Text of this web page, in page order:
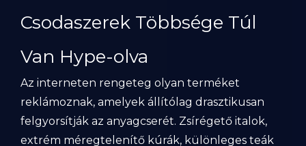
Csodaszerek Többsége Túl
Van Hype-olva
Az interneten rengeteg olyan terméket
reklámoznak, amelyek állítólag drasztikusan
felgyorsítják az anyagcserét. Zsírégető italok,
extrém méregtelenítő kúrák, különleges teák